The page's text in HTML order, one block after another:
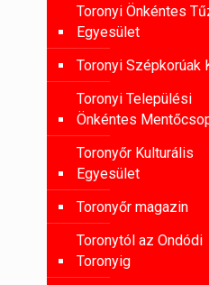
Toronyi Önkéntes
Egyesület
Toronyi Szépkorúak
Toronyi Települési
Önkéntes
Toronyőr Kulturális
Egyesület
Toronyőr magazin
Toronytól az Ondódi
Toronyig